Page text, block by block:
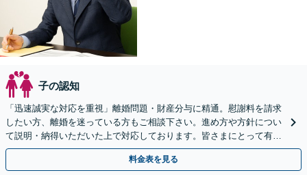
子の認知
「迅速誠実な対応を重視」離婚問題・財産分与に精通。慰謝料を請求
したい方、離婚を迷っている方もご相談下さい。進め方や方針につい
て説明・納得いただいた上で対応しております。皆さまにとって有利
な解決へ向け尽力【夜間・休日相談可｜WEB面談可】
料金表を見る